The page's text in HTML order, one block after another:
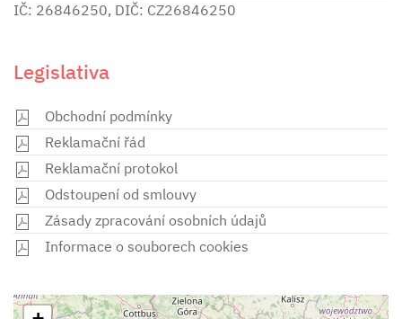
IČ: 26846250, DIČ: CZ26846250
Legislativa
Obchodní podmínky
Reklamační řád
Reklamační protokol
Odstoupení od smlouvy
Zásady zpracování osobních údajů
Informace o souborech cookies